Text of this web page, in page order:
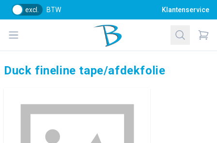
excl. BTW Klantenservice
Open menu
Bol Glascentrum B.V.
Zoeken
Duck fineline tape/afdekfolie